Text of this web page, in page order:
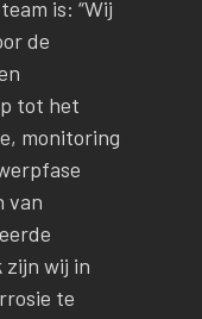
is: “Wij
de
tot het
monitoring
van
zijn wij in
te